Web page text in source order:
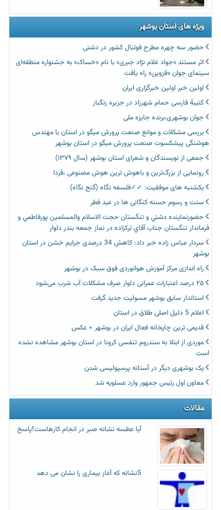
ویژه های استان بوشهر
حضور سه چهره مطرح فوتبال کشور در دشتی
اثر مستند «جواد غلام نژاد جبری» با نام «خساک» به جشنواره منطقه‌ای
سینمای جوان «قزوین» راه یافت
اولین خبر اولین خبرگزاری ایران‏
کتیبۀ فارسی حمام شهرزاد در جزیره زنگبار
جوان بوشهری،برنده جایزه ملی
بررسی مشکلات و موانع صنعت پرورش میگو در استان با مهندس
هوشنگی پیشکسوت صنعت پرورش میگو در استان بوشهر
جمعی از نویسندگان و شعرای استان بوشهر (سال ۱۳۷۹)
رونمایی از بزرگ‌ترین و باهوش ترین هوش مصنوعی ،فردا
یکشنبه های موفقیت: ✓✓فلسفه نگاه (گنج نگاه)
سنت و رسوم حسنه کنگانی ها در عید فطر
حضورنماينده دشتي و تنگستان حجت الاسلام والمسلمين پورفاطمي و
فرماندار تنگستان جناب آقاي تركزاده در نماز جمعه بندر دلوار
سردار عباس زاده خبر داد: کاهش 34 درصدی جرایم خشن در استان
بوشهر
راه اندازی مرکز آموزش هوانوردی فوق سبک در بوشهر
۲۵ درصد اعتبارات عمرانی دلوار صرف مشکلات آب شرب می‌شود
استاندار سابق بوشهر مسولیت جدید گرفت
اعلام 5 دلیل اصلی طلاق در استان
قدیمی ترین چاپخانه فعال ایران در بوشهر + عکس
موردی از ابتلا به سندروم تنفسی کرونا در استان بوشهر مشاهده نشده
است
یک بوشهری دیگر در آستانه پرسپولیسی شدن
معاون اول رئیس جمهور وارد عسلویه شد
مقالات
آیا عطسه‌ نشانه صبر در انجام کارهاست؟پاسخ
5نشانه که آغاز بیماری را نشان می دهد